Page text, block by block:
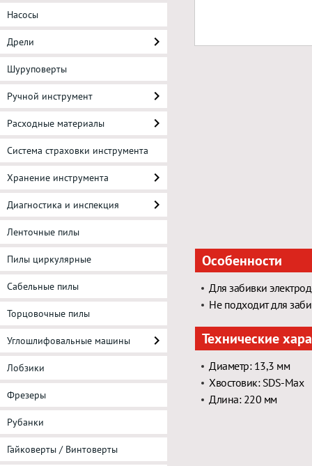
Насосы
Дрели
Шуруповерты
Ручной инструмент
Расходные материалы
Система страховки инструмента
Хранение инструмента
Диагностика и инспекция
Ленточные пилы
Пилы циркулярные
Сабельные пилы
Торцовочные пилы
Углошлифовальные машины
Лобзики
Фрезеры
Рубанки
Гайковерты / Винтоверты
Особенности
Для забивки
Не подходит для
Технические
Диаметр: 13,3 мм
Хвостовик: SDS-Max
Длина: 220 мм